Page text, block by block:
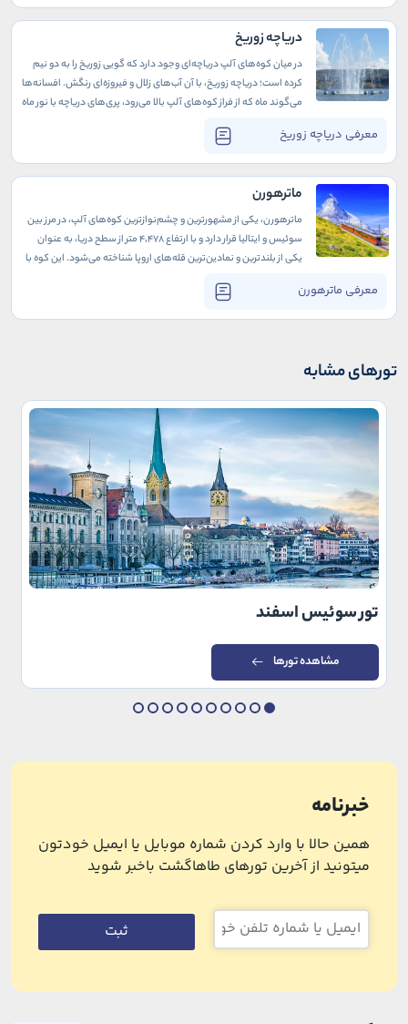
دریاچه زوریخ
معرفی دریاچه زوریخ
در میان کوه‌های آلپ دریاچه‌ای وجود دارد که گویی زوریخ را به دو نیم
کرده است؛ دریاچه زوریخ، با آن آب‌های زلال و فیروزه‌ای رنگش. افسانه‌ها
می‌‌گوند ماه که از فراز کوه‌های آلپ بالا می‌رود، پری‌های دریاچه با نور ماه
زوریخ تجربه کنی. چه فرصت عجیبی است برای اینکه دور از ازدحام شهر
خودت را گم و دوباره پیدا کنی.
ماترهورن
معرفی ماترهورن
ماترهورن، یکی از مشهورترین و چشم‌نوازترین کوه‌های آلپ، در مرز بین
سوئیس و ایتالیا قرار دارد و با ارتفاع ۴٬۴۷۸ متر از سطح دریا، به عنوان
یکی از بلندترین و نمادین‌ترین قله‌های اروپا شناخته می‌شود. این کوه با
به خود جذب می‌کند. ماترهورن نه تنها به خاطر زیبایی طبیعی خود
شهرت دارد، بلکه به دلیل چالش‌های فنی و سختی‌های کوهنوردی آن، به
تورهای مشابه
تور سوئیس اسفند
مشاهده تورها
خبرنامه
همین حالا با وارد کردن شماره موبایل یا ایمیل خودتون
میتونید از آخرین تورهای طاهاگشت باخبر شوید
ثبت